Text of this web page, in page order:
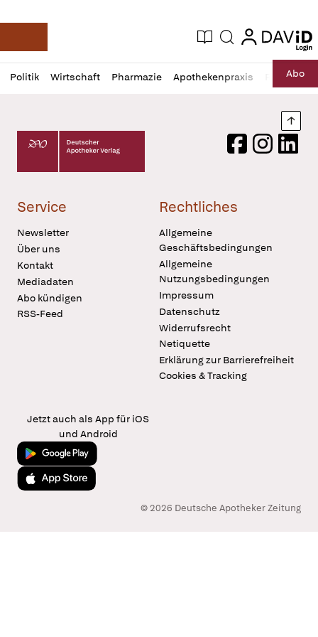
Deutsche Apotheker Zeitung
Aktuelle Ausgabe
Suche login
login
Politik Wirtschaft Pharmazie Apothekenpraxis RechtAbo
Profil
öffnen
Daz
Pur
Deutscher Apotheker Verlag Logo
FacebookInstagram
Service
Newsletter
Über uns
Kontakt
Mediadaten
Abo kündigen
RSS-Feed
Rechtliches
Allgemeine
Geschäftsbedingungen
Allgemeine
Nutzungsbedingungen
Impressum
Datenschutz
Widerrufsrecht
Netiquette
Erklärung zur Barrierefreiheit
Cookies & Tracking
Jetzt auch als App für iOS
und Android
Jetzt bei Google Play
Laden im App Store
© 2026 Deutsche Apotheker Zeitung